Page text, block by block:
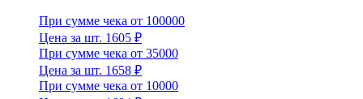
При сумме чека от 100000
Цена за шт. 1605 ₽
При сумме чека от 35000
Цена за шт. 1658 ₽
При сумме чека от 10000